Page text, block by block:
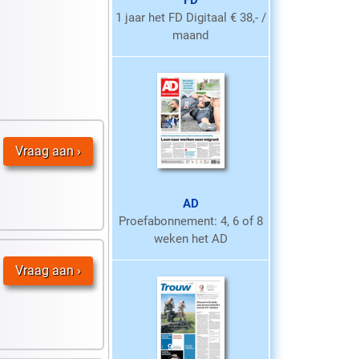
Vraag aan
Vraag aan
1 jaar het FD Digitaal € 38,- /
maand
AD
Proefabonnement: 4, 6 of 8
weken het AD